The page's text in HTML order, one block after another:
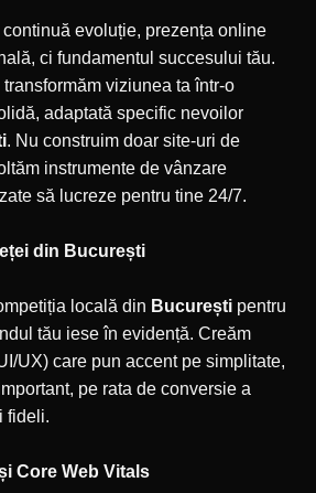
continuă evoluție, prezența online
ci fundamentul succesului tău.
transformăm viziunea ta într-o
adaptată specific nevoilor
. Nu construim doar site-uri de
instrumente de vânzare
să lucreze pentru tine 24/7.
din București
locală din București pentru
tău iese în evidență. Creăm
UX) care pun accent pe simplitate,
pe rata de conversie a
fideli.
Core Web Vitals